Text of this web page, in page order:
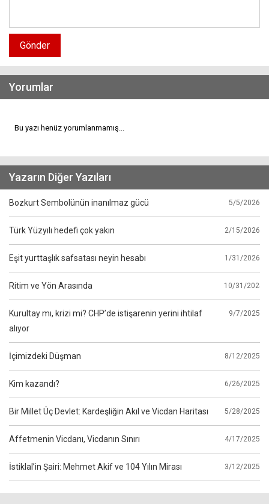
Gönder
Yorumlar
Bu yazı henüz yorumlanmamış...
Yazarın Diğer Yazıları
Bozkurt Sembolünün inanılmaz gücü 5/5/2026
Türk Yüzyılı hedefi çok yakın 2/15/2026
Eşit yurttaşlık safsatası neyin hesabı 1/31/2026
Ritim ve Yön Arasında 10/31/2025
Kurultay mı, krizi mi? CHP’de istişarenin yerini ihtilaf
alıyor
9/7/2025
İçimizdeki Düşman 8/12/2025
Kim kazandı? 6/26/2025
Bir Millet Üç Devlet: Kardeşliğin Akıl ve Vicdan Haritası 5/28/2025
Affetmenin Vicdanı, Vicdanın Sınırı 4/17/2025
İstiklal’in Şairi: Mehmet Akif ve 104 Yılın Mirası 3/12/2025